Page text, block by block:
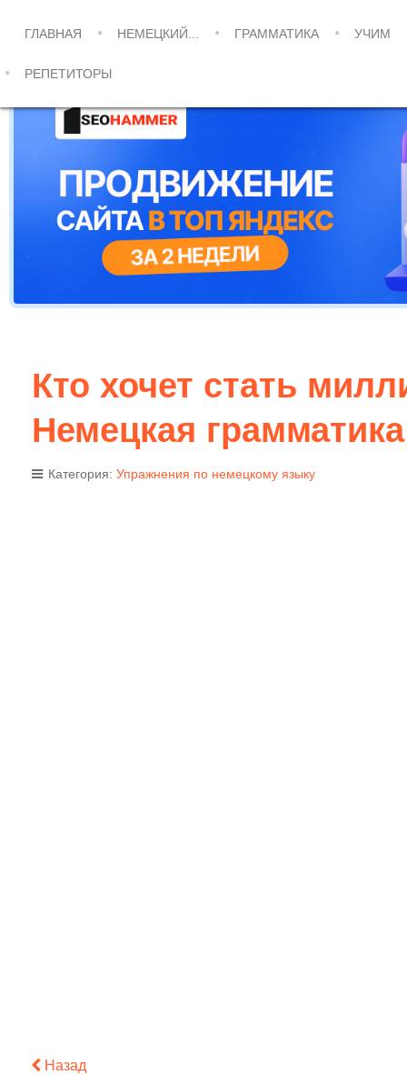
ГЛАВНАЯ НЕМЕЦКИЙ... ГРАММАТИКА УЧИМ
РЕПЕТИТОРЫ
Кто хочет стать
Немецкая грамматика
Категория: Упражнения по немецкому языку
Назад